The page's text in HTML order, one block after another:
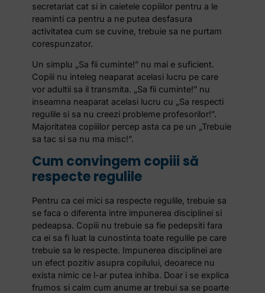
secretariat cat si in caietele copiiilor pentru a le
reaminti ca pentru a ne putea desfasura
activitatea cum se cuvine, trebuie sa ne purtam
corespunzator.
Un simplu „Sa fii cuminte!” nu mai e suficient.
Copiii nu inteleg neaparat acelasi lucru pe care
vor adultii sa il transmita. „Sa fii cuminte!” nu
inseamna neaparat acelasi lucru cu „Sa respecti
regulile si sa nu creezi probleme profesorilor!”.
Majoritatea copiiilor percep asta ca pe un „Trebuie
sa tac si sa nu ma misc!”.
Cum convingem copiii să
respecte regulile
Pentru ca cei mici sa respecte regulile, trebuie sa
se faca o diferenta intre impunerea disciplinei si
pedeapsa. Copiii nu trebuie sa fie pedepsiti fara
ca ei sa fi luat la cunostinta toate regulile pe care
trebuie sa le respecte. Impunerea disciplinei are
un efect pozitiv asupra copilului, deoarece nu
exista nimic ce l-ar putea inhiba. Doar i se explica
frumos si calm cum anume ar trebui sa se poarte